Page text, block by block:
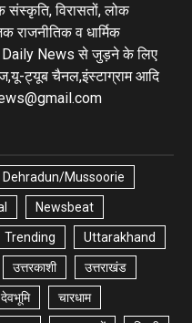
संस्कृति, विरासतों, लोक
राजनीतिक व धार्मिक
Daily News से जुड़ने के लिए
ट्यूब चैनल,इंस्टाग्राम आदि
Dehradun/Mussoorie
Newsbeat
Trending Uttarakhand
उत्तरकाशी उत्तराखंड
चारधाम